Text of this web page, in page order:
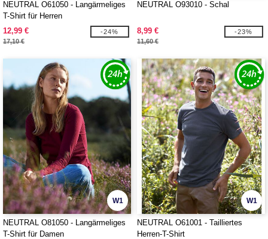
NEUTRAL O61050 - Langärmeliges
T-Shirt für Herren
12,99 €
17,10 €
-24%
NEUTRAL O93010 - Schal
8,99 €
11,60 €
-23%
W1
NEUTRAL O81050 - Langärmeliges
T-Shirt für Damen
W1
NEUTRAL O61001 - Tailliertes
Herren-T-Shirt